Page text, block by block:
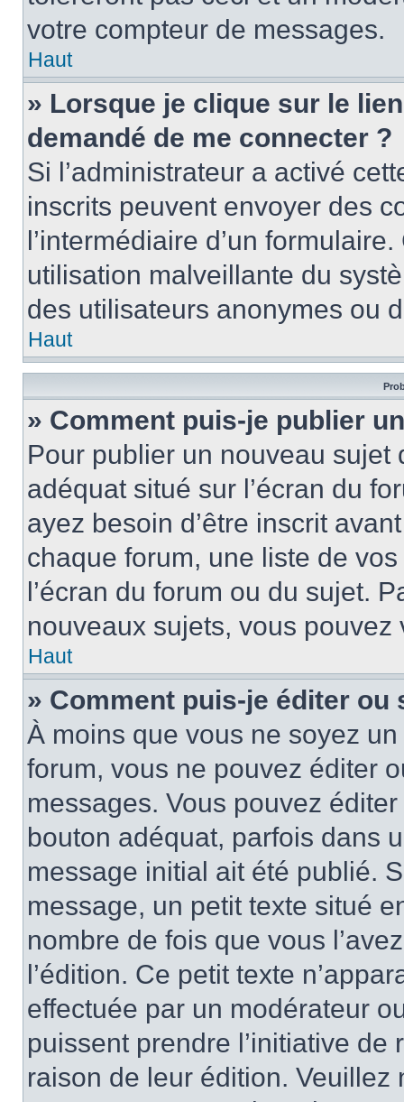
votre compteur de messages.
Haut
» Lorsque je clique sur le
demandé de me connecter ?
Si l’administrateur a activé
inscrits peuvent envoyer des
l’intermédiaire d’un
utilisation malveillante du
des utilisateurs anonymes ou
Haut
» Comment puis-je publier
Pour publier un nouveau
adéquat situé sur l’écran du
ayez besoin d’être inscrit
chaque forum, une liste de
l’écran du forum ou du sujet.
nouveaux sujets, vous
Haut
» Comment puis-je éditer
À moins que vous ne soyez
forum, vous ne pouvez éditer
messages. Vous pouvez
bouton adéquat, parfois dans
message initial ait été publié.
message, un petit texte situé
nombre de fois que vous
l’édition. Ce petit texte
effectuée par un modérateur
puissent prendre l’initiative
raison de leur édition.